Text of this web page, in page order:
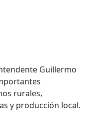
Guillermo
rurales,
y producción local.